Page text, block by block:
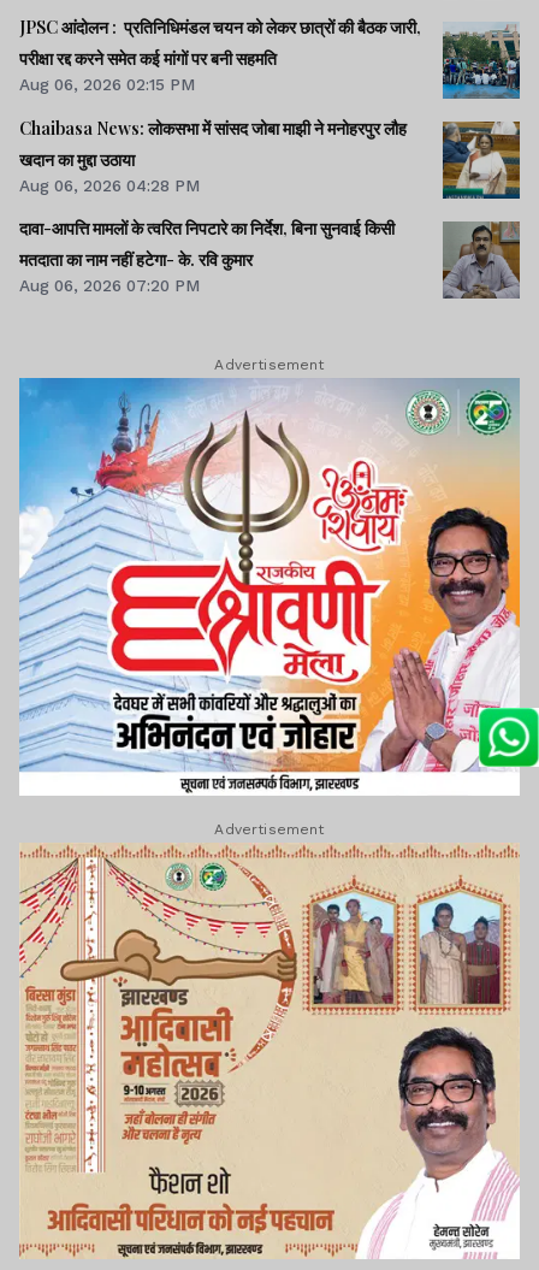
Lagatar Media की यह खबर आपको कैसी लगी.
नीचे दिए गए कमेंट बॉक्स में अपनी राय साझा करें.
JPSC आंदोलन : प्रतिनिधिमंडल चयन को लेकर छात्रों की बैठक जारी,
परीक्षा रद्द करने समेत कई मांगों पर बनी सहमति
Aug 06, 2026 02:15 PM
Chaibasa News: लोकसभा में सांसद जोबा माझी ने मनोहरपुर लौह
खदान का मुद्दा उठाया
Aug 06, 2026 04:28 PM
दावा-आपत्ति मामलों के त्वरित निपटारे का निर्देश, बिना सुनवाई किसी
मतदाता का नाम नहीं हटेगा- के. रवि कुमार
Aug 06, 2026 07:20 PM
Advertisement
Advertisement